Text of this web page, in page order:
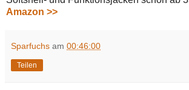
Amazon >>
Sparfuchs am 00:46:00
Teilen